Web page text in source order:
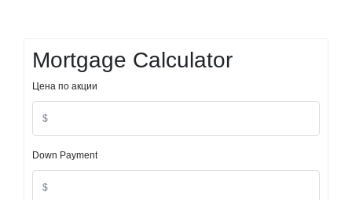
Mortgage Calculator
Цена по акции
Down Payment